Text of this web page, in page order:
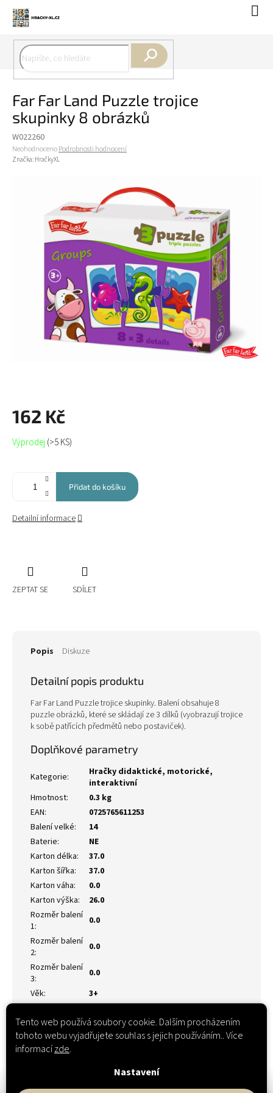
Tento web používá soubory cookie. Dalším procházením
tohoto webu vyjadřujete souhlas s jejich používáním.. Více
informacízde.
Nastavení
obsah
Far Far Land Puzzle trojice
skupinky 8 obrázků
W022260
Průměrné
hodnocení
NeohodnocenoPodrobnosti hodnocení
Značka: HračkyXL
162 Kč
Měrná
cena:
Výprodej(>5 KS)
Přidat do košíku
Detailní informace
ZEPTAT SE SDÍLET
Popis Diskuze
Detailní popis produktu
Far Far Land Puzzle trojice skupinky. Balení obsahuje 8
puzzle obrázků, které se skládají ze 3 dílků (vyobrazují trojice
k sobě patřících předmětů nebo postaviček).
Doplňkové parametry
Kategorie:
Hračky didaktické, motorické,
interaktivní
Hmotnost:
0.3 kg
EAN:
0725765611253
Balení velké:
14
Baterie:
NE
Karton délka:
37.0
Karton šířka:
37.0
Karton váha:
0.0
Karton výška:
26.0
Rozměr balení
1:
0.0
Rozměr balení
2:
0.0
Rozměr balení
3:
0.0
Věk: 3+